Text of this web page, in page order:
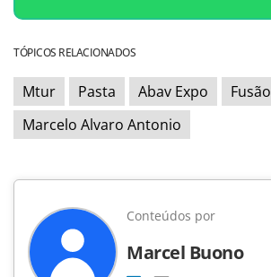
TÓPICOS RELACIONADOS
Mtur Pasta Abav Expo
Fusão
Marcelo Alvaro Antonio
Conteúdos por
Marcel Buono